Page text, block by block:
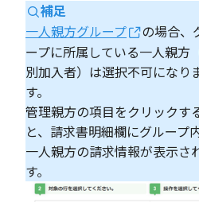
補足
一人親方グループ
の場合、
ープに所属している一人親方
別加入者）は選択不可になり
す。
管理親方の項目をクリックす
と、請求書明細欄にグループ
一人親方の請求情報が表示さ
す。